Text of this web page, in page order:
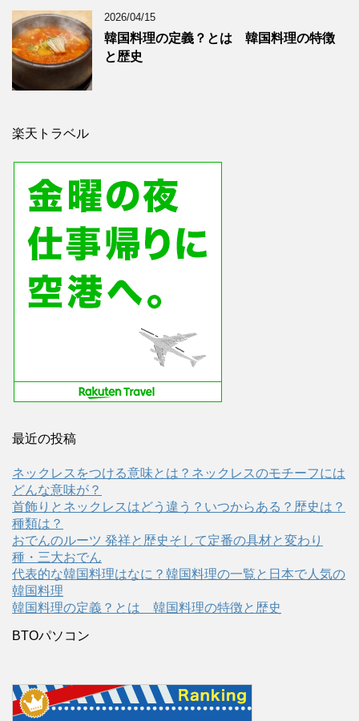
2026/04/15
韓国料理の定義？とは 韓国料理の特徴
と歴史
楽天トラベル
最近の投稿
ネックレスをつける意味とは？ネックレスのモチーフには
どんな意味が？
首飾りとネックレスはどう違う？いつからある？歴史は？
種類は？
おでんのルーツ 発祥と歴史そして定番の具材と変わり
種・三大おでん
代表的な韓国料理はなに？韓国料理の一覧と日本で人気の
韓国料理
韓国料理の定義？とは 韓国料理の特徴と歴史
BTOパソコン